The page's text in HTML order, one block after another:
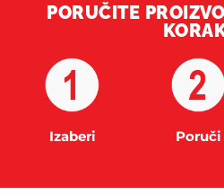
PORUČITE
Izaberi Poruči